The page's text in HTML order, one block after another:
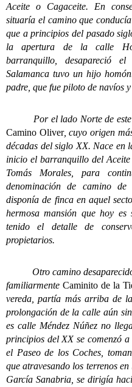
Aceite o Cagaceite. En
situaría el camino que
que a principios del pasado
la apertura de la calle
barranquillo, desapareció
Salamanca tuvo un hijo
padre, que fue piloto de navíos
Por el lado Norte de este
Camino Oliver, cuyo origen
décadas del siglo XX. Nace en
inicio el barranquillo del
Tomás Morales, para
denominación de camino
disponía de finca en aquel
hermosa mansión que hoy
tenido el detalle de
propietarios.
Otro camino desaparecido
familiarmente Caminito de la
vereda, partía más arriba de
prolongación de la calle aún
es calle Méndez Núñez no
principios del XX se comenzó
el Paseo de los Coches,
que atravesando los terrenos
García Sanabria, se dirigía